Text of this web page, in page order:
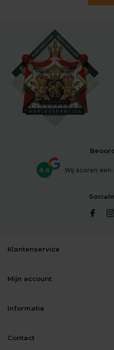
4.6 Wij scoren een
Klantenservice
Mijn account
Informatie
Contact